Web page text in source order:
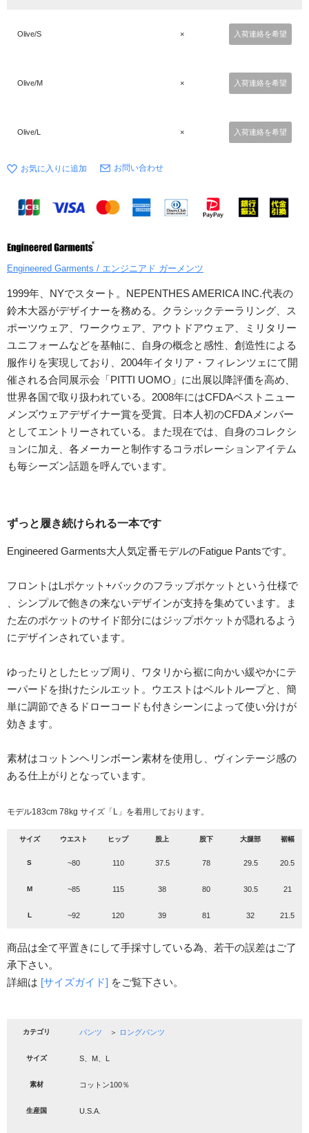
Olive/S × 入荷連絡を希望
Olive/M × 入荷連絡を希望
Olive/L × 入荷連絡を希望
お問い合わせ
Engineered Garments / エンジニアド ガーメンツ
1999年、NYでスタート。NEPENTHES AMERICA INC.代表の
鈴木大器がデザイナーを務める。クラシックテーラリング、ス
ポーツウェア、ワークウェア、アウトドアウェア、ミリタリー
ユニフォームなどを基軸に、自身の概念と感性、創造性による
服作りを実現しており、2004年イタリア・フィレンツェにて開
催される合同展示会「PITTI UOMO」に出展以降評価を高め、
世界各国で取り扱われている。2008年にはCFDAベストニュー
メンズウェアデザイナー賞を受賞。日本人初のCFDAメンバー
としてエントリーされている。また現在では、自身のコレクシ
ョンに加え、各メーカーと制作するコラボレーションアイテム
も毎シーズン話題を呼んでいます。
ずっと履き続けられる一本です
Engineered Garments大人気定番モデルのFatigue Pantsです。
フロントはLポケット+バックのフラップポケットという仕様で
、シンプルで飽きの来ないデザインが支持を集めています。ま
た左のポケットのサイド部分にはジップポケットが隠れるよう
にデザインされています。
ゆったりとしたヒップ周り、ワタリから裾に向かい緩やかにテ
ーパードを掛けたシルエット。ウエストはベルトループと、簡
単に調節できるドローコードも付きシーンによって使い分けが
効きます。
素材はコットンヘリンボーン素材を使用し、ヴィンテージ感の
ある仕上がりとなっています。
モデル183cm 78kg サイズ「L」を着用しております。
サイズ ウエスト ヒップ 股上 股下 大腿部 裾幅
S ~80 110 37.5 78 29.5 20.5
M ~85 115 38 80 30.5 21
L ~92 120 39 81 32 21.5
商品は全て平置きにして手採寸している為、若干の誤差はご了
承下さい。
詳細は [サイズガイド] をご覧下さい。
カテゴリ パンツ ＞ ロングパンツ
サイズ S、M、L
素材 コットン100％
生産国 U.S.A.